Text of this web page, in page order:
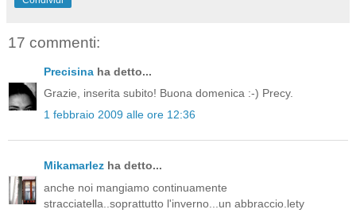
17 commenti:
Precisina ha detto...
Grazie, inserita subito! Buona domenica :-) Precy.
1 febbraio 2009 alle ore 12:36
Mikamarlez ha detto...
anche noi mangiamo continuamente
stracciatella..soprattutto l'inverno...un abbraccio.lety